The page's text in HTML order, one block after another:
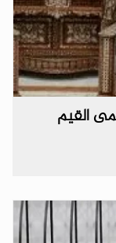
القيم